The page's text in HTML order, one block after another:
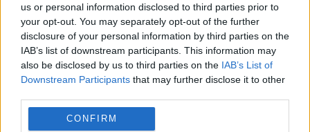
us or personal information disclosed to third parties prior to
your opt-out. You may separately opt-out of the further
disclosure of your personal information by third parties on the
IAB’s list of downstream participants. This information may
also be disclosed by us to third parties on the IAB’s List of
Downstream Participants that may further disclose it to other
CONFIRM
INTERNATIONAL
Înmormântare secretă la Moscova: Un general
rus, presupusă victimă în tentativa de asasinat